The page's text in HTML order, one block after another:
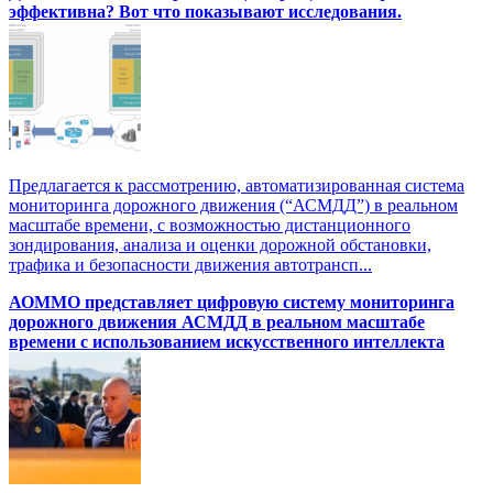
эффективна? Вот что показывают исследования.
Предлагается к рассмотрению, автоматизированная система
мониторинга дорожного движения (“АСМДД”) в реальном
масштабе времени, с возможностью дистанционного
зондирования, анализа и оценки дорожной обстановки,
трафика и безопасности движения автотрансп...
АОММО представляет цифровую cистему мониторинга
дорожного движения АСМДД в реальном масштабе
времени с использованием искусственного интеллекта